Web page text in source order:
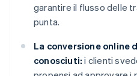
garantire il flusso delle
punta.
La conversione online
conosciuti: i clienti